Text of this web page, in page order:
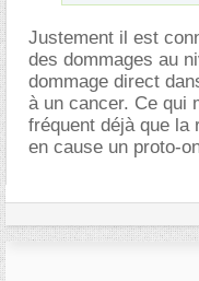
Justement il est
des dommages au
dommage direct
à un cancer. Ce qui
fréquent déjà que la
en cause un proto-